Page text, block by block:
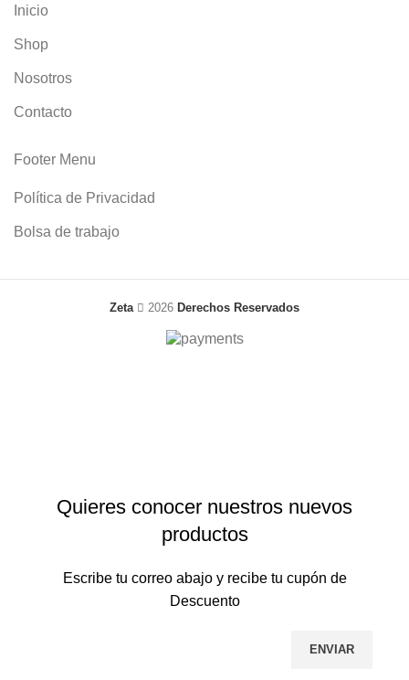
Inicio
Shop
Nosotros
Contacto
Footer Menu
Política de Privacidad
Bolsa de trabajo
Zeta 2026 Derechos Reservados
Quieres conocer nuestros nuevos
productos
Escribe tu correo abajo y recibe tu cupón de
Descuento